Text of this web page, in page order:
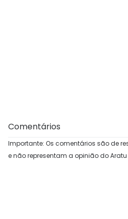
Comentários
Importante: Os comentários são de
e não representam a opinião do Aratu